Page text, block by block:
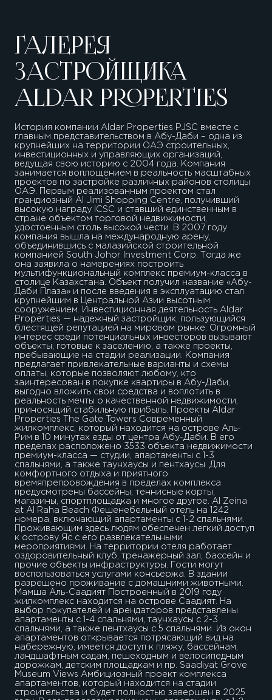
ГАЛЕРЕЯ
ЗАСТРОЙЩИКА
ALDAR PROPERTIES
История компании Aldar Properties PJSC вместе с
главным представительством в Абу-Даби – одна из
крупнейших на территории ОАЭ строительных,
инвестиционных и управляющих организаций,
ведущая свою историю с 2004 года. Компания
занимается воплощением в реальность масштабных
проектов по застройке различных районов столицы
ОАЭ. Первым реализованным проектом стал
грандиозный Al Jimi Shopping Centre, получивший
высокую награду ICSC и ставший единственным в
стране объектом торговой недвижимости,
удостоенным столь высокой чести. В 2007 году
компания вышла на международную арену,
объединившись с малазийской строительной
компанией South Johor Investment Corp. Тогда же
она заявила о намерениях построить
мультифункциональный комплекс премиум-класса в
столице Казахстана. Объект получил название «Абу-
Даби Плаза» и после введения в эксплуатацию стал
крупнейшим в Центральной Азии высотным
сооружением. Инвестиционная деятельность Aldar
Properties — надежный застройщик, пользующийся
блестящей репутацией на мировом рынке. Огромный
интерес среди потенциальных инвесторов вызывают
объекты, готовые к заселению, а также проекты,
пребывающие на стадии реализации. Компания
предлагает привлекательные варианты и схемы
оплаты, которые позволяют любому, кто
заинтересован в покупке квартиры в Абу-Даби,
выгодно вложить свои средства и воплотить в
реальность мечты о качественной недвижимости,
приносящий стабильную прибыль. Проекты Aldar
Properties The Gate Towers Современный
жилкомплекс, который находится на острове Аль-
Рим в 10 минутах езды от центра Абу-Даби. В его
пределах расположено 3533 объекта недвижимости
премиум-класса — студии, апартаменты с 1-3
спальнями, а также таунхаусы и пентхаусы. Для
комфортного отдыха и приятного
времяпрепровождения в пределах комплекса
предусмотрены бассейны, теннисные корты,
магазины, спортплощадка и многое другое. Al Zeina
at Al Raha Beach Фешенебельный отель на 1242
номера, включающий апартаменты с 1-2 спальнями.
Проживающим здесь людям обеспечен легкий доступ
к острову Яс с его развлекательными
мероприятиями. На территории отеля работает
оздоровительный клуб, тренажерный зал, бассейн и
прочие объекты инфраструктуры. Гости могут
воспользоваться услугами консьержа. В здании
разрешено проживание с домашними животными.
Мамша Аль-Саадият Построенный в 2019 году
жилкомплекс находится на острове Саадият. На
выбор покупателей и арендаторов представлены
апартаменты с 1-4 спальнями, таунхаусы с 2-3
спальнями, а также пентхаусы с 5 спальнями. Из окон
апартаментов открывается потрясающий вид на
набережную, имеется доступ к пляжу, бассейнам,
ландшафтным садам, пешеходным и велосипедным
дорожкам, детским площадкам и пр. Saadiyat Grove
Museum Views Амбициозный проект комплекса
апартаментов, который находится на стадии
строительства и будет полностью завершен в 2025